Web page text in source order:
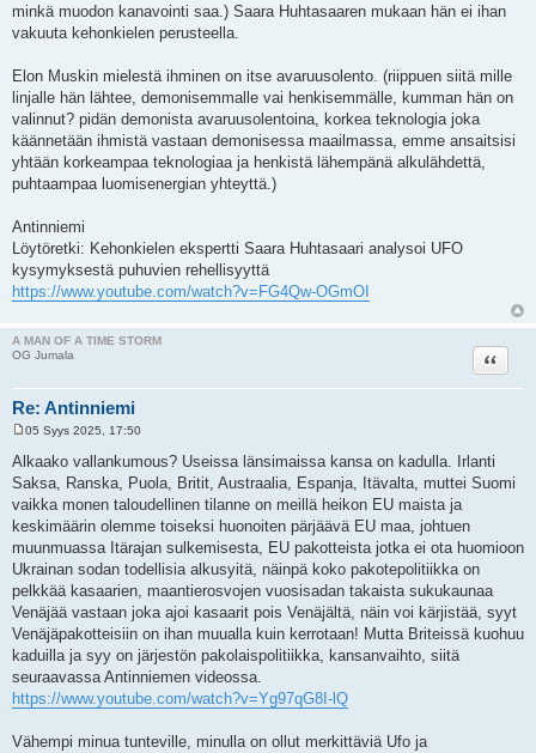
minkä muodon kanavointi saa.) Saara Huhtasaaren mukaan hän ei ihan
vakuuta kehonkielen perusteella.
Elon Muskin mielestä ihminen on itse avaruusolento. (riippuen siitä mille
linjalle hän lähtee, demonisemmalle vai henkisemmälle, kumman hän on
valinnut? pidän demonista avaruusolentoina, korkea teknologia joka
käännetään ihmistä vastaan demonisessa maailmassa, emme ansaitsisi
yhtään korkeampaa teknologiaa ja henkistä lähempänä alkulähdettä,
puhtaampaa luomisenergian yhteyttä.)
Antinniemi
Löytöretki: Kehonkielen ekspertti Saara Huhtasaari analysoi UFO
kysymyksestä puhuvien rehellisyyttä
https://www.youtube.com/watch?v=FG4Qw-OGmOI
A MAN OF A TIME STORM
OG Jumala
Re: Antinniemi
Lainaa
i
e
s
i
05 Syys 2025, 17:50
Alkaako vallankumous? Useissa länsimaissa kansa on kadulla. Irlanti
Saksa, Ranska, Puola, Britit, Austraalia, Espanja, Itävalta, muttei Suomi
vaikka monen taloudellinen tilanne on meillä heikon EU maista ja
keskimäärin olemme toiseksi huonoiten pärjäävä EU maa, johtuen
muunmuassa Itärajan sulkemisesta, EU pakotteista jotka ei ota huomioon
Ukrainan sodan todellisia alkusyitä, näinpä koko pakotepolitiikka on
pelkkää kasaarien, maantierosvojen vuosisadan takaista sukukaunaa
Venäjää vastaan joka ajoi kasaarit pois Venäjältä, näin voi kärjistää, syyt
Venäjäpakotteisiin on ihan muualla kuin kerrotaan! Mutta Briteissä kuohuu
kaduilla ja syy on järjestön pakolaispolitiikka, kansanvaihto, siitä
seuraavassa Antinniemen videossa.
https://www.youtube.com/watch?v=Yg97qG8I-lQ
Vähempi minua tunteville, minulla on ollut merkittäviä Ufo ja